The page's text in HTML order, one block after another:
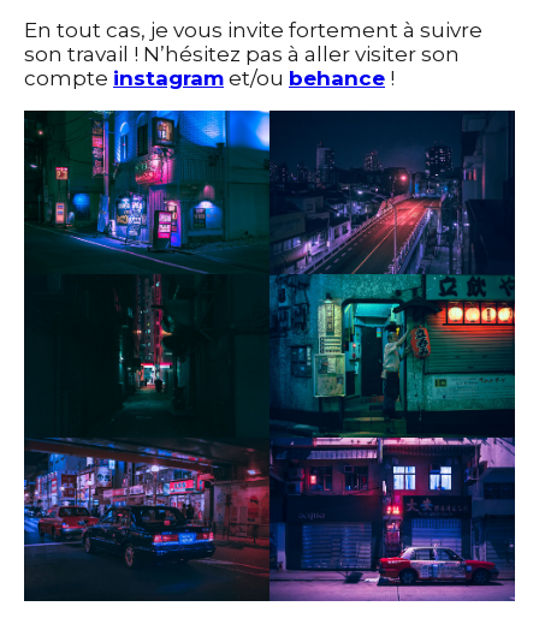
En tout cas, je vous invite fortement à suivre
son travail ! N’hésitez pas à aller visiter son
compte instagram et/ou behance !